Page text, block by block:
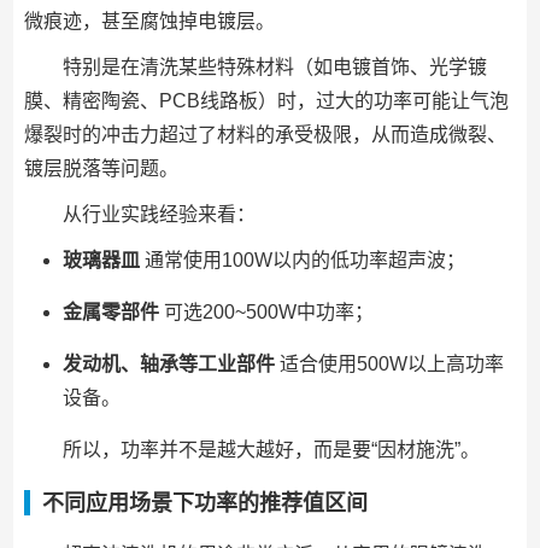
微痕迹，甚至腐蚀掉电镀层。
特别是在清洗某些特殊材料（如电镀首饰、光学镀
膜、精密陶瓷、PCB线路板）时，过大的功率可能让气泡
爆裂时的冲击力超过了材料的承受极限，从而造成微裂、
镀层脱落等问题。
从行业实践经验来看：
玻璃器皿 通常使用100W以内的低功率超声波；
金属零部件可选200~500W中功率；
发动机、轴承等工业部件适合使用500W以上高功率
设备。
所以，功率并不是越大越好，而是要“因材施洗”。
不同应用场景下功率的推荐值区间